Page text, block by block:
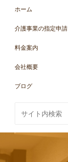
ホーム
介護事業の指定申請
料金案内
会社概要
ブログ